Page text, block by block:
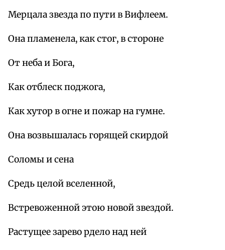
Мерцала звезда по пути в Вифлеем.
Она пламенела, как стог, в стороне
От неба и Бога,
Как отблеск поджога,
Как хутор в огне и пожар на гумне.
Она возвышалась горящей скирдой
Соломы и сена
Средь целой вселенной,
Встревоженной этою новой звездой.
Растущее зарево рдело над ней